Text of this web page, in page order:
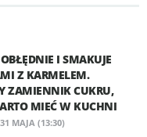
I SMAKUJE
Z KARMELEM.
ZAMIENNIK CUKRU,
MIEĆ W KUCHNI
MAJA (13:30)